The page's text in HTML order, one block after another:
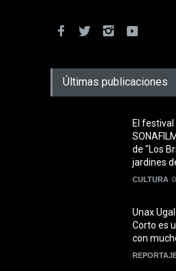
Últimas publicaciones
El
de "Los
jardines
CULTURA
Unax
Corto es
con